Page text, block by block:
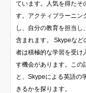
ています。人気を得たそ
す。アクティブラーニン
し、自分の教育を担当
含まれます。 Skypeなど
者は積極的な学習を受け
す機会があります。この
と、Skypeによる英語の
きるかを探ります。